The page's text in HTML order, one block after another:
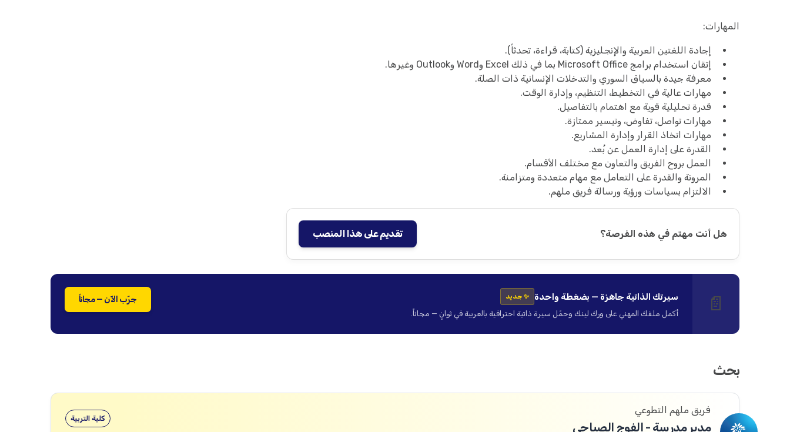
المهارات:
إجادة اللغتين العربية والإنجليزية (كتابة، قراءة، تحدثاً).
إتقان استخدام برامج Microsoft Office بما في ذلك Excel وWord وOutlook وغيرها.
معرفة جيدة بالسياق السوري والتدخلات الإنسانية ذات الصلة.
مهارات عالية في التخطيط، التنظيم، وإدارة الوقت.
قدرة تحليلية قوية مع اهتمام بالتفاصيل.
مهارات تواصل، تفاوض، وتيسير ممتازة.
مهارات اتخاذ القرار وإدارة المشاريع.
القدرة على إدارة العمل عن بُعد.
العمل بروح الفريق والتعاون مع مختلف الأقسام.
المرونة والقدرة على التعامل مع مهام متعددة ومتزامنة.
الالتزام بسياسات ورؤية ورسالة فريق ملهم.
هل أنت مهتم في هذه الفرصة؟ تقديم على هذا المنصب
📄 سيرتك الذاتية جاهزة — بضغطة واحدة ✨ جديد
أكمل ملفك المهني على ورك لينك وحمّل سيرة ذاتية احترافية بالعربية في ثوانٍ — مجاناً.
جرّب الآن — مجاناً
بحث
فريق ملهم التطوعي
مدير مدرسة - الفوج الصباحي
كلية التربية